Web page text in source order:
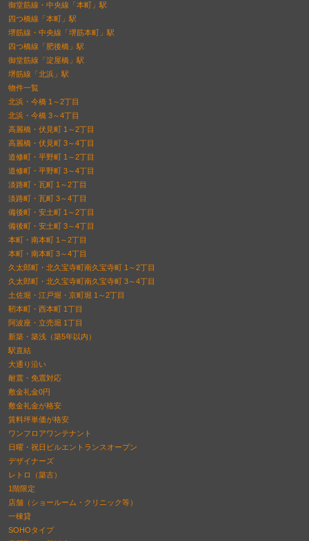
御堂筋線・中央線「本町」駅
四つ橋線「本町」駅
堺筋線・中央線「堺筋本町」駅
四つ橋線「肥後橋」駅
御堂筋線「淀屋橋」駅
堺筋線「北浜」駅
物件一覧
北浜・今橋 1～2丁目
北浜・今橋 3～4丁目
高麗橋・伏見町 1～2丁目
高麗橋・伏見町 3～4丁目
道修町・平野町 1～2丁目
道修町・平野町 3～4丁目
淡路町・瓦町 1～2丁目
淡路町・瓦町 3～4丁目
備後町・安土町 1～2丁目
備後町・安土町 3～4丁目
本町・南本町 1～2丁目
本町・南本町 3～4丁目
久太郎町・北久宝寺町南久宝寺町 1～2丁目
久太郎町・北久宝寺町南久宝寺町 3～4丁目
土佐堀・江戸堀・京町堀 1～2丁目
靭本町・西本町 1丁目
阿波座・立売堀 1丁目
新築・築浅（築5年以内）
駅直結
大通り沿い
耐震・免震対応
敷金礼金0円
敷金礼金が格安
賃料坪単価が格安
ワンフロアワンテナント
日曜・祝日ビルエントランスオープン
デザイナーズ
レトロ（築古）
1階限定
店舗（ショールーム・クリニック等）
一棟貸
SOHOタイプ